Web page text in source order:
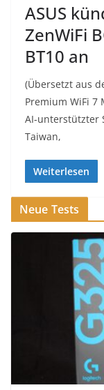
ASUS
ZenWiFi
BT10 an
(Übersetzt aus
Premium WiFi 7
AI-unterstützter
Taiwan,
Weiterlesen
Neue Tests